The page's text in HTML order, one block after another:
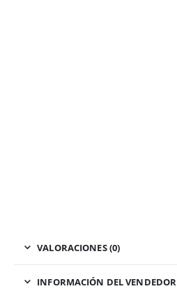
VALORACIONES (0)
INFORMACIÓN DEL VENDEDOR